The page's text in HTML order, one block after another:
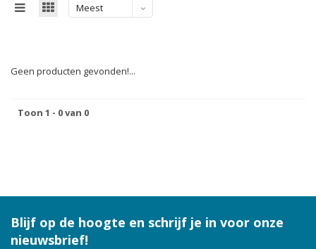
Meest
Geen producten gevonden!...
Toon 1 - 0 van 0
Blijf op de hoogte en schrijf je in voor onze
nieuwsbrief!